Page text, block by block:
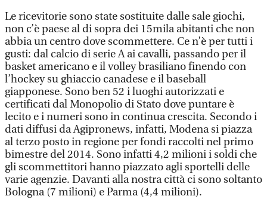
Le ricevitorie sono state sostituite dalle sale giochi,
non c’è paese al di sopra dei 15mila abitanti che non
abbia un centro dove scommettere. Ce n’è per tutti i
gusti: dal calcio di serie A ai cavalli, passando per il
basket americano e il volley brasiliano finendo con
l’hockey su ghiaccio canadese e il baseball
giapponese. Sono ben 52 i luoghi autorizzati e
certificati dal Monopolio di Stato dove puntare è
lecito e i numeri sono in continua crescita. Secondo i
dati diffusi da Agipronews, infatti, Modena si piazza
al terzo posto in regione per fondi raccolti nel primo
bimestre del 2014. Sono infatti 4,2 milioni i soldi che
gli scommettitori hanno piazzato agli sportelli delle
varie agenzie. Davanti alla nostra città ci sono soltanto
Bologna (7 milioni) e Parma (4,4 milioni).